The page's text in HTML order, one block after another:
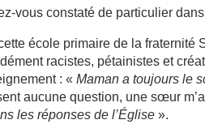
vous constaté de particulier
école primaire de la fraternité
racistes, pétainistes et
: «Maman a toujours le
aucune question, une sœur
les réponses de l’Église ».